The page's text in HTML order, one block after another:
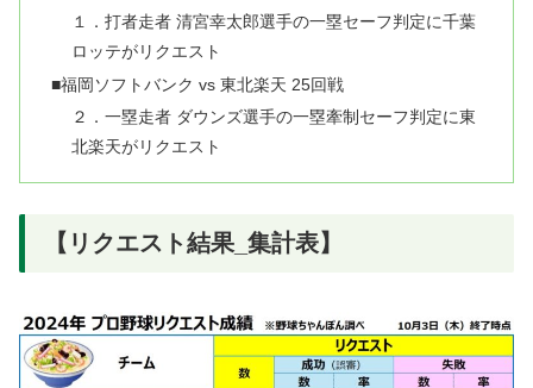
１．打者走者 清宮幸太郎選手の一塁セーフ判定に千葉
ロッテがリクエスト
■福岡ソフトバンク vs 東北楽天 25回戦
２．一塁走者 ダウンズ選手の一塁牽制セーフ判定に東
北楽天がリクエスト
【リクエスト結果_集計表】